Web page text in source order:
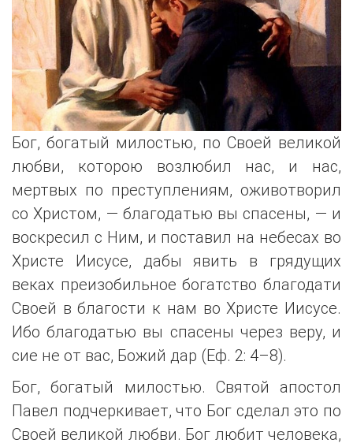
Бог, богатый милостью, по Своей великой
любви, которою возлюбил нас, и нас,
мертвых по преступлениям, оживотворил
со Христом, — благодатью вы спасены, — и
воскресил с Ним, и поставил на небесах во
Христе Иисусе, дабы явить в грядущих
веках преизобильное богатство благодати
Своей в благости к нам во Христе Иисусе.
Ибо благодатью вы спасены через веру, и
сие не от вас, Божий дар (Еф. 2: 4–8).
Бог, богатый милостью. Святой апостол
Павел подчеркивает, что Бог сделал это по
Своей великой любви. Бог любит человека,